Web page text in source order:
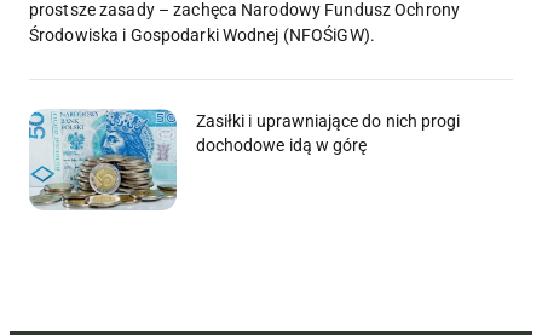
prostsze zasady – zachęca Narodowy Fundusz Ochrony
Środowiska i Gospodarki Wodnej (NFOŚiGW).
Zasiłki i uprawniające do nich progi
dochodowe idą w górę